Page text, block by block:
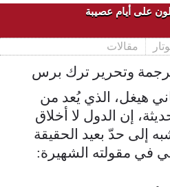
على أيام عصيبة
مقالات
وتحرير ترك برس
هيغل، الذي يُعد من
إن الدول لا أخلاق
إلى حدّ بعيد الحقيقة
في مقولته الشهيرة: